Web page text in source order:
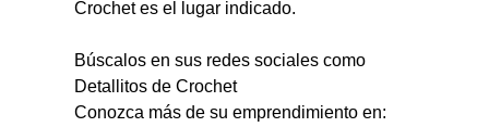
Crochet es el lugar indicado.
Búscalos en sus redes sociales como
Detallitos de Crochet
Conozca más de su emprendimiento en: